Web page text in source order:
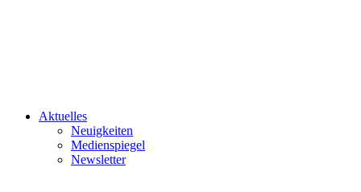
Aktuelles
Neuigkeiten
Medienspiegel
Newsletter